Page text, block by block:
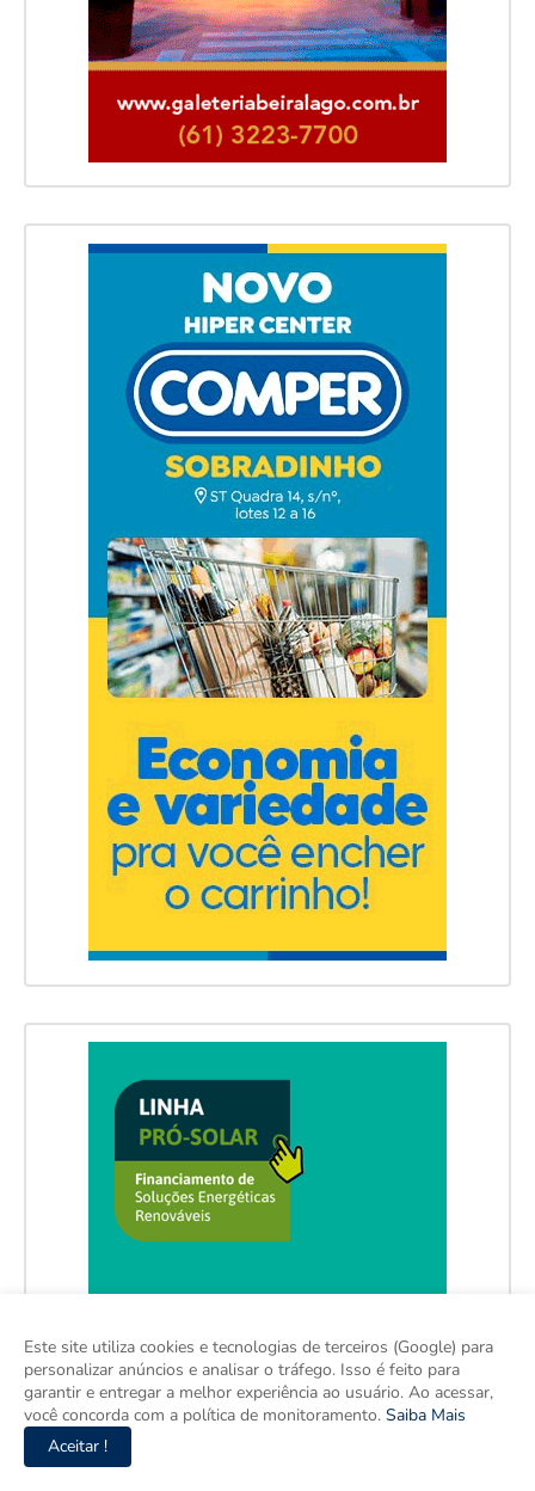
Este site utiliza cookies e tecnologias de terceiros (Google) para
personalizar anúncios e analisar o tráfego. Isso é feito para
garantir e entregar a melhor experiência ao usuário. Ao acessar,
você concorda com a política de monitoramento. Saiba Mais
Aceitar !